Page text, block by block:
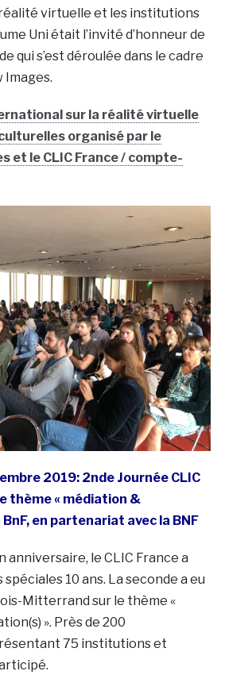
réalité virtuelle et les institutions
Uni était l’invité d’honneur de
qui s’est déroulée dans le cadre
Images.
sur la réalité virtuelle
organisé par le
et le CLIC France / compte-
2019: 2nde Journée CLIC
thème « médiation &
en partenariat avec la BNF
anniversaire, le CLIC France a
10 ans. La seconde a eu
Mitterrand sur le thème «
». Près de 200
75 institutions et